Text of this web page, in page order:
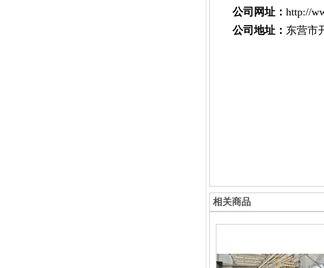
公司网址： http://
公司地址： 东营市
相关商品